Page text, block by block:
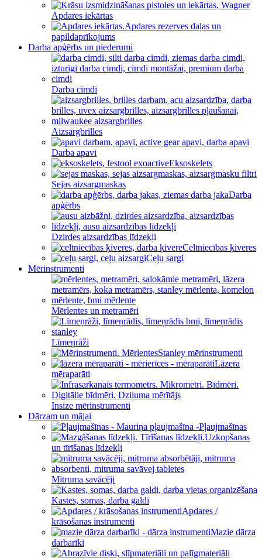
Apdares iekārtas
Apdares rezerves daļas un
papildaprīkojums
Darba apģērbs un piederumi
Darba cimdi
Aizsargbrilles
Darba apavi
Eksoskelets
Sejas aizsargmaskas
Darba
apģērbs
Dzirdes aizsardzības līdzekļi
Celtniecības ķiveres
Ceļu sargi
Mērinstrumenti
Mērlentes un metramēri
Līmeņrāži
Stanley mērinstrumenti
Lāzera
mēraparāti
Insize mērinstrumenti
Dārzam un mājai
Pļaujmašīnas
Uzkopšanas
un tīrīšanas līdzekļi
Mitruma savācēji
Kastes, somas, darba galdi
Apdares /
krāsošanas instrumenti
Mazie dārza
darbarīki